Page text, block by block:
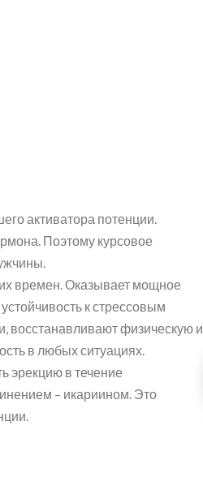
активатора потенции.
Поэтому курсовое
времен. Оказывает мощное
к стрессовым
восстанавливают физическую и
в любых ситуациях.
эрекцию в течение
– икариином. Это